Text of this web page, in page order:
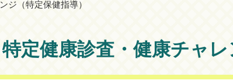
ンジ（特定保健指導）
特定健康診査・健康チャ